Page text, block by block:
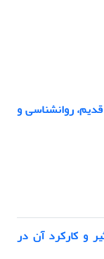
روانشناسی و
و کارکرد آن در